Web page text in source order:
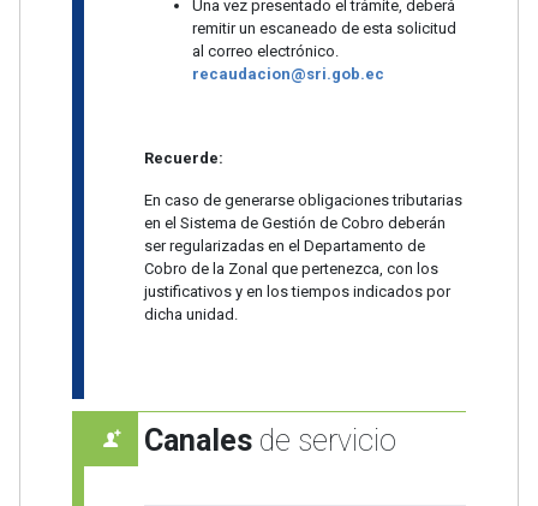
Una vez presentado el trámite, deberá
remitir un escaneado de esta solicitud
al correo electrónico.
recaudacion@sri.gob.ec
Recuerde:
En caso de generarse obligaciones tributarias
en el Sistema de Gestión de Cobro deberán
ser regularizadas en el Departamento de
Cobro de la Zonal que pertenezca, con los
justificativos y en los tiempos indicados por
dicha unidad.
Canalesde servicio